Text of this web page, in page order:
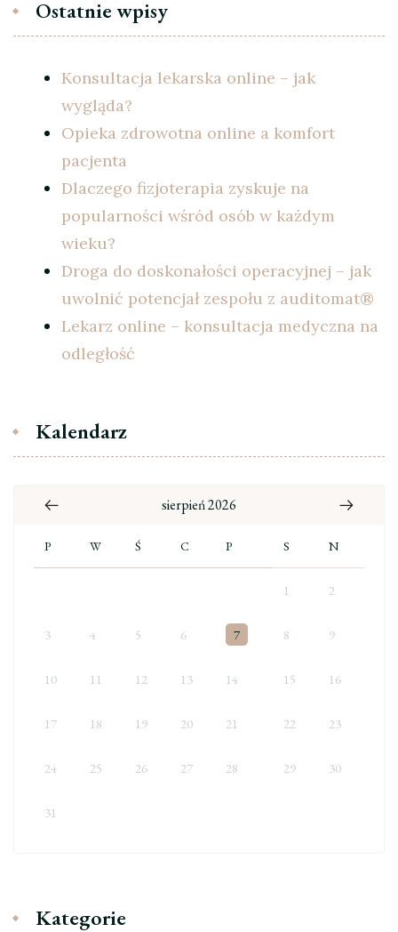
Ostatnie wpisy
Konsultacja lekarska online – jak
wygląda?
Opieka zdrowotna online a komfort
pacjenta
Dlaczego fizjoterapia zyskuje na
popularności wśród osób w każdym
wieku?
Droga do doskonałości operacyjnej – jak
uwolnić potencjał zespołu z auditomat®
Lekarz online – konsultacja medyczna na
odległość
Kalendarz
sierpień 2026
P W Ś C P S N
1 2
3 4 5 6 7 8 9
10 11 12 13 14 15 16
17 18 19 20 21 22 23
24 25 26 27 28 29 30
31
Kategorie